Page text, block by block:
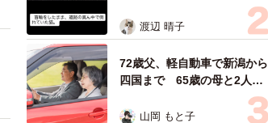
返された一言… 懸命に生き
ようとした4日間 「命の重
さはみんな同じ」保護団体代
表の訴え
渡辺 晴子
72歳父、軽自動車で新潟から
四国まで 65歳の母と2人で
3泊4日の旅 パーキングの休
憩まで分刻み… 「大学生で
山岡 もと子